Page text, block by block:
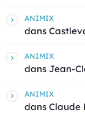
ANIMIX
dans
ANIMIX
dans Jean-
ANIMIX
dans Claude